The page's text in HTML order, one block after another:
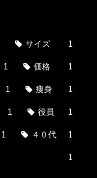
サイズ 1
1 価格 1
1 痩身 1
1 役員 1
1 ４０代 1
1